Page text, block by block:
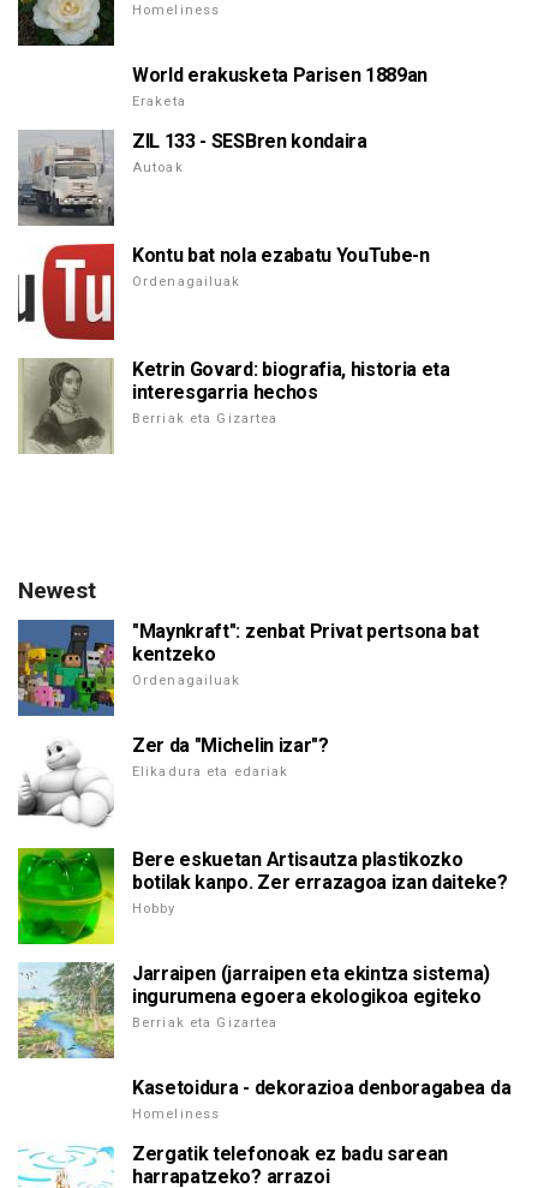
Homeliness
World erakusketa Parisen 1889an
Eraketa
ZIL 133 - SESBren kondaira
Autoak
Kontu bat nola ezabatu YouTube-n
Ordenagailuak
Ketrin Govard: biografia, historia eta
interesgarria hechos
Berriak eta Gizartea
Newest
"Maynkraft": zenbat Privat pertsona bat
kentzeko
Ordenagailuak
Zer da "Michelin izar"?
Elikadura eta edariak
Bere eskuetan Artisautza plastikozko
botilak kanpo. Zer errazagoa izan daiteke?
Hobby
Jarraipen (jarraipen eta ekintza sistema)
ingurumena egoera ekologikoa egiteko
Berriak eta Gizartea
Kasetoidura - dekorazioa denboragabea da
Homeliness
Zergatik telefonoak ez badu sarean
harrapatzeko? arrazoi